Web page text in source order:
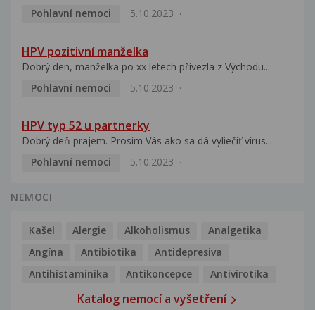
Pohlavní nemoci
5.10.2023
HPV pozitivní manželka
Dobrý den, manželka po xx letech přivezla z Východu...
Pohlavní nemoci
5.10.2023
HPV typ 52 u partnerky
Dobrý deň prajem. Prosím Vás ako sa dá vyliečiť vírus...
Pohlavní nemoci
5.10.2023
NEMOCI
Kašel Alergie Alkoholismus
Analgetika
Angína
Antibiotika
Antidepresiva
Antihistaminika
Antikoncepce Antivirotika
Katalog nemocí a vyšetření